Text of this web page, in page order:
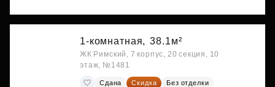
1-комнатная, 38.1м²
ЖК Римский, 7 корпус, 20 секция, 10
этаж, №1481
Сдана Скидка
Без отделки